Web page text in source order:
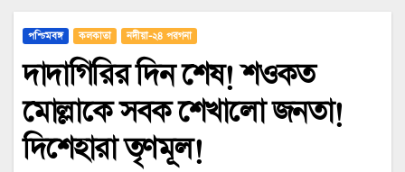
পশ্চিমবঙ্গ কলকাতা নদীয়া-২৪ পরগনা
দাদাগিরির দিন শেষ! শওকত
মোল্লাকে সবক শেখালো জনতা!
দিশেহারা তৃণমূল!